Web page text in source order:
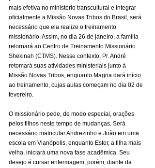
mais efetiva no ministério transcultural e integrar
oficialmente a Missão Novas Tribos do Brasil, será
necessário que ela realize o treinamento
missionário. Assim, no dia 26 de janeiro, a família
retornará ao Centro de Treinamento Missionário
Shekinah (CTMS). Nesse contexto, Pr. André
retomará suas atividades ministeriais junto à
Missão Novas Tribos, enquanto Magna dará início
ao treinamento, cujas aulas começam no dia 02 de
fevereiro.
O missionário pede, de modo especial, orações
pelos filhos neste tempo de mudanças. Será
necessário matricular Andrezinho e João em uma
escola em Vianópolis, enquanto Ester, a filha mais
velha, iniciará uma nova fase acadêmica. Seu
desejo é cursar enfermagem, porém, diante da